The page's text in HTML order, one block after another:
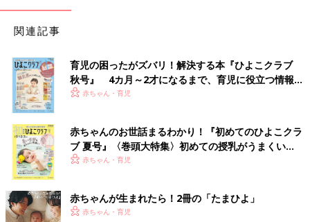
関連記事
育児の困ったがズバリ！解決する本『ひよこクラブ
秋号』 4カ月～2才になるまで、育児に役立つ情報が
いっぱい！
赤ちゃん・育児
赤ちゃんのお世話まるわかり！『初めてのひよこクラ
ブ 夏号』〈巻頭大特集〉初めての授乳がうまくい
く！ おっぱい・ミルクの基本と夏のトラブル 解決テ
赤ちゃん・育児
赤ちゃんが生まれたら！2冊の「たまひよ」
赤ちゃん・育児